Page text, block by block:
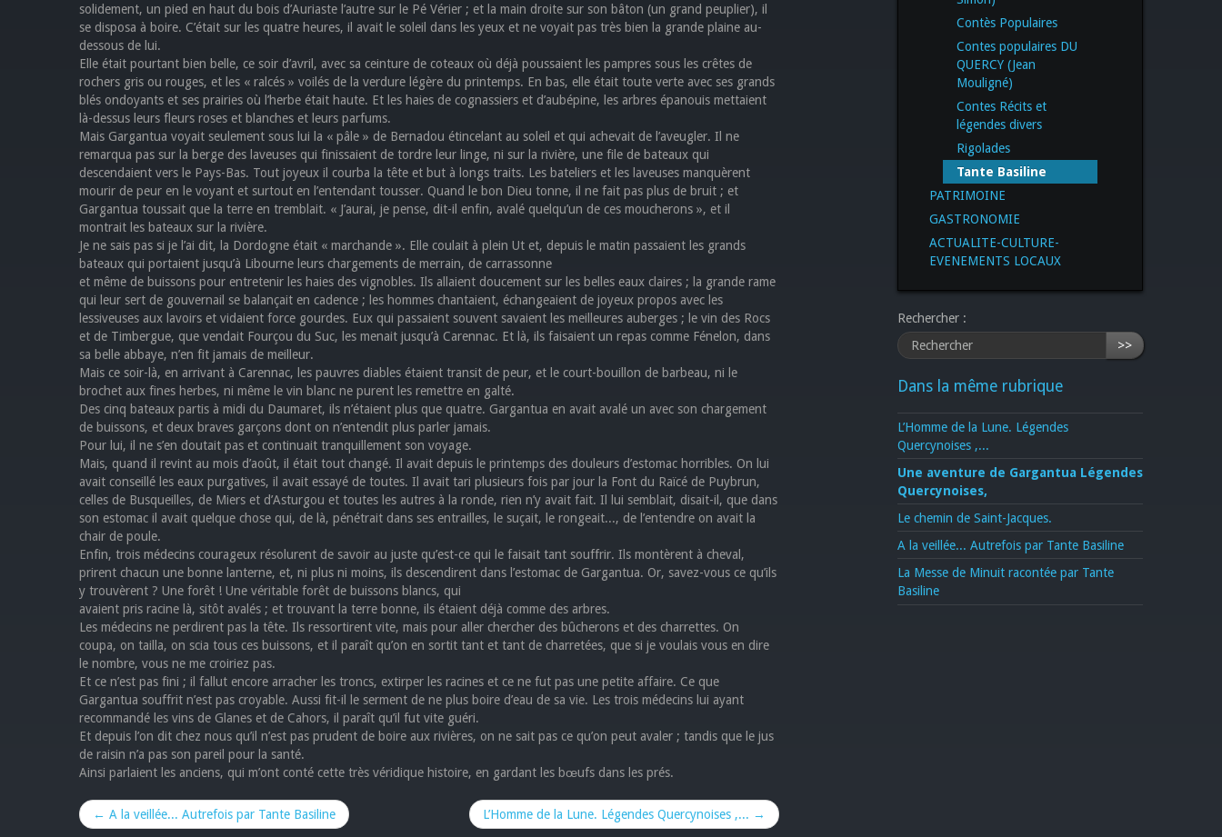
solidement, un pied en haut du bois d’Auriaste l’autre sur le Pé Vérier ; et la main droite sur son bâton (un grand peuplier), il
se disposa à boire. C’était sur les quatre heures, il avait le soleil dans les yeux et ne voyait pas très bien la grande plaine au-
dessous de lui.
Elle était pourtant bien belle, ce soir d’avril, avec sa ceinture de coteaux où déjà poussaient les pampres sous les crêtes de
rochers gris ou rouges, et les « ralcés » voilés de la verdure légère du printemps. En bas, elle était toute verte avec ses grands
blés ondoyants et ses prairies où l’herbe était haute. Et les haies de cognassiers et d’aubépine, les arbres épanouis mettaient
là-dessus leurs fleurs roses et blanches et leurs parfums.
Mais Gargantua voyait seulement sous lui la « pâle » de Bernadou étincelant au soleil et qui achevait de l’aveugler. Il ne
remarqua pas sur la berge des laveuses qui finissaient de tordre leur linge, ni sur la rivière, une file de bateaux qui
descendaient vers le Pays-Bas. Tout joyeux il courba la tête et but à longs traits. Les bateliers et les laveuses manquèrent
mourir de peur en le voyant et surtout en l’entendant tousser. Quand le bon Dieu tonne, il ne fait pas plus de bruit ; et
Gargantua toussait que la terre en tremblait. « J’aurai, je pense, dit-il enfin, avalé quelqu’un de ces moucherons », et il
montrait les bateaux sur la rivière.
Je ne sais pas si je l’ai dit, la Dordogne était « marchande ». Elle coulait à plein Ut et, depuis le matin passaient les grands
bateaux qui portaient jusqu’à Libourne leurs chargements de merrain, de carrassonne
et même de buissons pour entretenir les haies des vignobles. Ils allaient doucement sur les belles eaux claires ; la grande rame
qui leur sert de gouvernail se balançait en cadence ; les hommes chantaient, échangeaient de joyeux propos avec les
lessiveuses aux lavoirs et vidaient force gourdes. Eux qui passaient souvent savaient les meilleures auberges ; le vin des Rocs
et de Timbergue, que vendait Fourçou du Suc, les menait jusqu’à Carennac. Et là, ils faisaient un repas comme Fénelon, dans
sa belle abbaye, n’en fit jamais de meilleur.
Mais ce soir-là, en arrivant à Carennac, les pauvres diables étaient transit de peur, et le court-bouillon de barbeau, ni le
brochet aux fines herbes, ni même le vin blanc ne purent les remettre en galté.
Des cinq bateaux partis à midi du Daumaret, ils n’étaient plus que quatre. Gargantua en avait avalé un avec son chargement
de buissons, et deux braves garçons dont on n’entendit plus parler jamais.
Pour lui, il ne s’en doutait pas et continuait tranquillement son voyage.
Mais, quand il revint au mois d’août, il était tout changé. Il avait depuis le printemps des douleurs d’estomac horribles. On lui
avait conseillé les eaux purgatives, il avait essayé de toutes. Il avait tari plusieurs fois par jour la Font du Raïcé de Puybrun,
celles de Busqueilles, de Miers et d’Asturgou et toutes les autres à la ronde, rien n’y avait fait. Il lui semblait, disait-il, que dans
son estomac il avait quelque chose qui, de là, pénétrait dans ses entrailles, le suçait, le rongeait..., de l’entendre on avait la
chair de poule.
Enfin, trois médecins courageux résolurent de savoir au juste qu’est-ce qui le faisait tant souffrir. Ils montèrent à cheval,
prirent chacun une bonne lanterne, et, ni plus ni moins, ils descendirent dans l’estomac de Gargantua. Or, savez-vous ce qu’ils
y trouvèrent ? Une forêt ! Une véritable forêt de buissons blancs, qui
avaient pris racine là, sitôt avalés ; et trouvant la terre bonne, ils étaient déjà comme des arbres.
Les médecins ne perdirent pas la tête. Ils ressortirent vite, mais pour aller chercher des bûcherons et des charrettes. On
coupa, on tailla, on scia tous ces buissons, et il paraît qu’on en sortit tant et tant de charretées, que si je voulais vous en dire
le nombre, vous ne me croiriez pas.
Et ce n’est pas fini ; il fallut encore arracher les troncs, extirper les racines et ce ne fut pas une petite affaire. Ce que
Gargantua souffrit n’est pas croyable. Aussi fit-il le serment de ne plus boire d’eau de sa vie. Les trois médecins lui ayant
recommandé les vins de Glanes et de Cahors, il paraît qu’il fut vite guéri.
Et depuis l’on dit chez nous qu’il n’est pas prudent de boire aux rivières, on ne sait pas ce qu’on peut avaler ; tandis que le jus
de raisin n’a pas son pareil pour la santé.
Ainsi parlaient les anciens, qui m’ont conté cette très véridique histoire, en gardant les bœufs dans les prés.
← A la veillée... Autrefois par Tante Basiline L’Homme de la Lune. Légendes Quercynoises ,... →
Contès Populaires
Contes populaires DU
QUERCY (Jean
Mouligné)
Contes Récits et
légendes divers
Rigolades
Tante Basiline
PATRIMOINE
GASTRONOMIE
ACTUALITE-CULTURE-
EVENEMENTS LOCAUX
Rechercher :
>>
Dans la même rubrique
L’Homme de la Lune. Légendes
Quercynoises ,...
Une aventure de Gargantua Légendes
Quercynoises,
Le chemin de Saint-Jacques.
A la veillée... Autrefois par Tante Basiline
La Messe de Minuit racontée par Tante
Basiline